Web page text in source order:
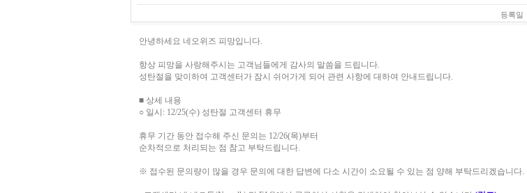
등록일
안녕하세요 네오위즈 피망입니다.
항상 피망을 사랑해주시는 고객님들에게 감사의 말씀을 드립니다.
성탄절을 맞이하여 고객센터가 잠시 쉬어가게 되어 관련 사항에 대하여 안내드립니다.
■ 상세 내용
○ 일시: 12/25(수) 성탄절 고객센터 휴무
휴무 기간 동안 접수해 주신 문의는 12/26(목)부터
순차적으로 처리되는 점 참고 부탁드립니다.
※ 접수된 문의량이 많을 경우 문의에 대한 답변에 다소 시간이 소요될 수 있는 점 양해 부탁드리겠습니다.